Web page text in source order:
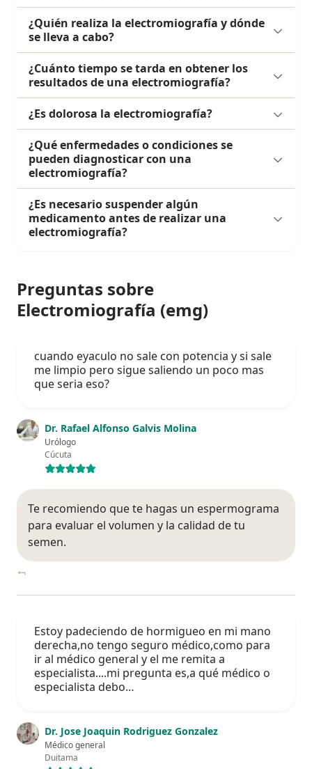
¿Quién realiza la electromiografía y dónde
se lleva a cabo?
¿Cuánto tiempo se tarda en obtener los
resultados de una electromiografía?
¿Es dolorosa la electromiografía?
¿Qué enfermedades o condiciones se
pueden diagnosticar con una
electromiografía?
¿Es necesario suspender algún
medicamento antes de realizar una
electromiografía?
Preguntas sobre
Electromiografía (emg)
cuando eyaculo no sale con potencia y si sale
me limpio pero sigue saliendo un poco mas
que seria eso?
Dr. Rafael Alfonso Galvis Molina
Urólogo
Cúcuta
Te recomiendo que te hagas un espermograma
para evaluar el volumen y la calidad de tu
semen.
Estoy padeciendo de hormigueo en mi mano
derecha,no tengo seguro médico,como para
ir al médico general y el me remita a
especialista....mi pregunta es,a qué médico o
especialista debo…
Dr. Jose Joaquin Rodriguez Gonzalez
Médico general
Duitama